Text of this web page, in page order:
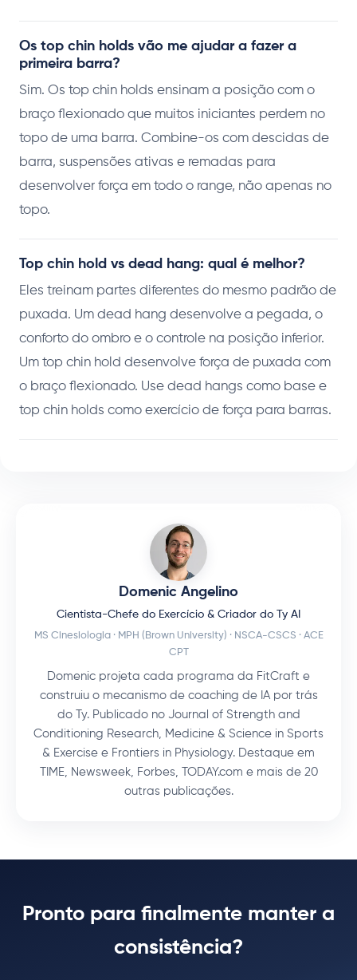
Os top chin holds vão me ajudar a fazer a
primeira barra?
Sim. Os top chin holds ensinam a posição com o
braço flexionado que muitos iniciantes perdem no
topo de uma barra. Combine-os com descidas de
barra, suspensões ativas e remadas para
desenvolver força em todo o range, não apenas no
topo.
Top chin hold vs dead hang: qual é melhor?
Eles treinam partes diferentes do mesmo padrão de
puxada. Um dead hang desenvolve a pegada, o
conforto do ombro e o controle na posição inferior.
Um top chin hold desenvolve força de puxada com
o braço flexionado. Use dead hangs como base e
top chin holds como exercício de força para barras.
Domenic Angelino
Cientista-Chefe do Exercício & Criador do Ty AI
MS Cinesiologia · MPH (Brown University) · NSCA-CSCS · ACE
CPT
Domenic projeta cada programa da FitCraft e
construiu o mecanismo de coaching de IA por trás
do Ty. Publicado no Journal of Strength and
Conditioning Research, Medicine & Science in Sports
& Exercise e Frontiers in Physiology. Destaque em
TIME, Newsweek, Forbes, TODAY.com e mais de 20
outras publicações.
Pronto para finalmente manter a
consistência?